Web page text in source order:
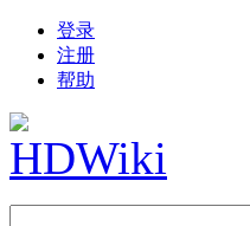
登录
注册
帮助